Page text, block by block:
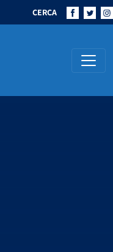
CERCA